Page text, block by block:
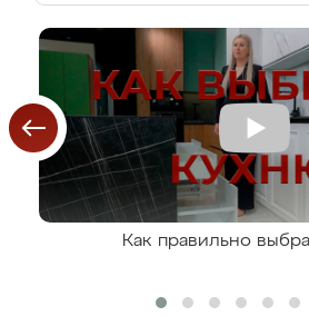
Как правильно